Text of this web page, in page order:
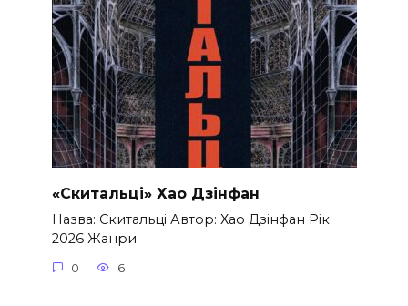
«Скитальці» Хао Дзінфан
Назва: Скитальці Автор: Хао Дзінфан Рік:
2026 Жанри
0 6